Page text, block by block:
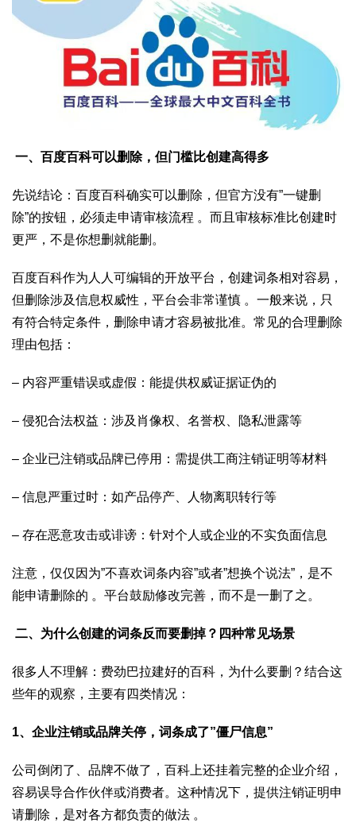
一、百度百科可以删除，但门槛比创建高得多
先说结论：百度百科确实可以删除，但官方没有”一键删
除”的按钮，必须走申请审核流程 。而且审核标准比创建时
更严，不是你想删就能删。
百度百科作为人人可编辑的开放平台，创建词条相对容易，
但删除涉及信息权威性，平台会非常谨慎 。一般来说，只
有符合特定条件，删除申请才容易被批准。常见的合理删除
理由包括：
– 内容严重错误或虚假：能提供权威证据证伪的
– 侵犯合法权益：涉及肖像权、名誉权、隐私泄露等
– 企业已注销或品牌已停用：需提供工商注销证明等材料
– 信息严重过时：如产品停产、人物离职转行等
– 存在恶意攻击或诽谤：针对个人或企业的不实负面信息
注意，仅仅因为”不喜欢词条内容”或者”想换个说法”，是不
能申请删除的 。平台鼓励修改完善，而不是一删了之。
二、为什么创建的词条反而要删掉？四种常见场景
很多人不理解：费劲巴拉建好的百科，为什么要删？结合这
些年的观察，主要有四类情况：
1、企业注销或品牌关停，词条成了”僵尸信息”
公司倒闭了、品牌不做了，百科上还挂着完整的企业介绍，
容易误导合作伙伴或消费者。这种情况下，提供注销证明申
请删除，是对各方都负责的做法 。